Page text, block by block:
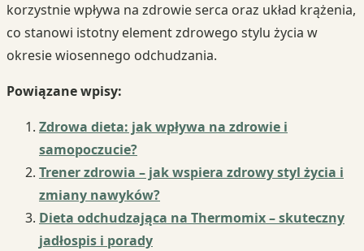
korzystnie wpływa na zdrowie serca oraz układ krążenia,
co stanowi istotny element zdrowego stylu życia w
okresie wiosennego odchudzania.
Powiązane wpisy:
Zdrowa dieta: jak wpływa na zdrowie i
samopoczucie?
Trener zdrowia – jak wspiera zdrowy styl życia i
zmiany nawyków?
Dieta odchudzająca na Thermomix – skuteczny
jadłospis i porady